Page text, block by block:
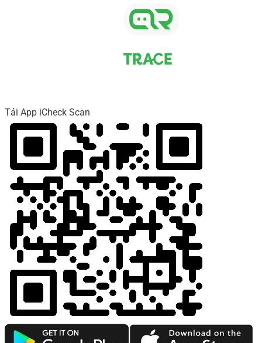
Tải App iCheck Scan